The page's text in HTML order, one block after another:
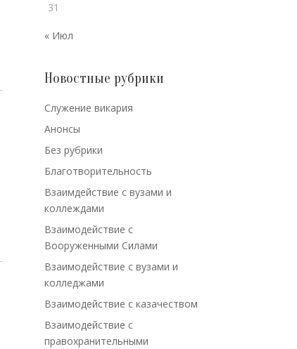
31
« Июл
Новостные рубрики
Cлужение викария
Анонсы
Без рубрики
Благотворительность
Взаимдействие с вузами и
коллеждами
Взаимодействие с
Вооруженными Силами
Взаимодействие с вузами и
колледжами
Взаимодействие с казачеством
Взаимодействие с
правохранительными